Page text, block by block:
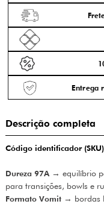
Entrega
Descrição completa
Código identificador
Dureza 97A→ equilíbrio
para transições, bowls e
Formato Vomit→ bordas